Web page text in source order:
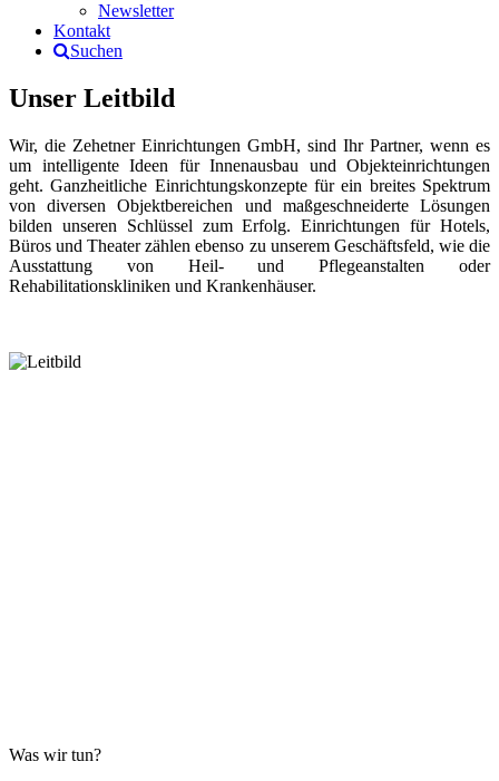
Newsletter
Kontakt
Suchen
Unser Leitbild
Wir, die Zehetner Einrichtungen GmbH, sind Ihr Partner, wenn es
um intelligente Ideen für Innenausbau und Objekteinrichtungen
geht. Ganzheitliche Einrichtungskonzepte für ein breites Spektrum
von diversen Objektbereichen und maßgeschneiderte Lösungen
bilden unseren Schlüssel zum Erfolg. Einrichtungen für Hotels,
Büros und Theater zählen ebenso zu unserem Geschäftsfeld, wie die
Ausstattung von Heil- und Pflegeanstalten oder
Rehabilitationskliniken und Krankenhäuser.
Was wir tun?